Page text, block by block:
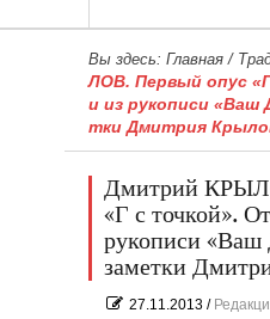
Вы здесь: Главная /
ЛОВ. Первый опус
и из рукописи «Ваш
тки Дмитрия
Дмитрий
«Г с точкой».
рукописи
заметки
27.11.2013 /